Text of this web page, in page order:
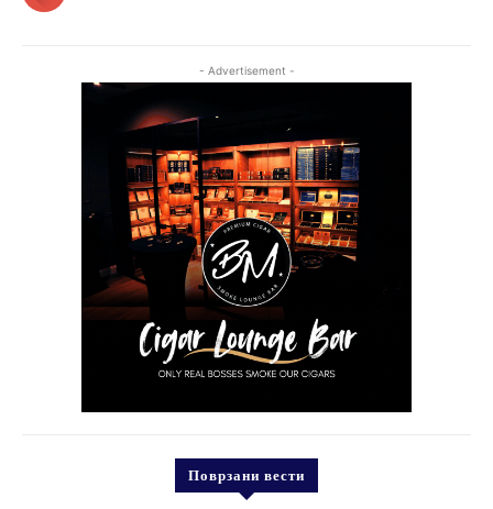
- Advertisement -
Поврзани вести